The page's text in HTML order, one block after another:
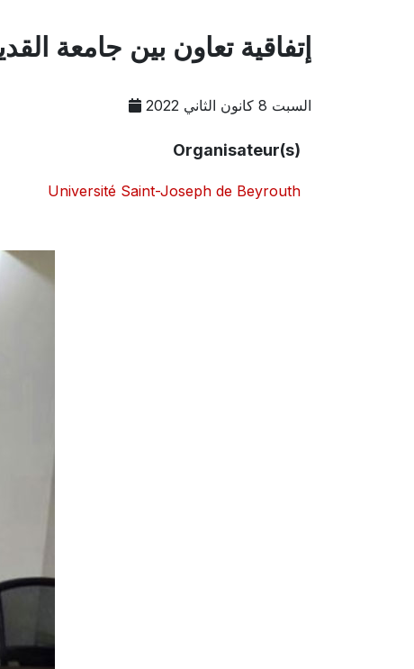
إتفاقية تعاون بين جامعة
السبت 8 كانون الثاني 2022
Organisateur(s)
Université Saint-Joseph de Beyrouth